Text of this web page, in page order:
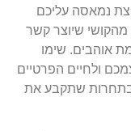
נמאסה עליכם
שיוצר קשר
אוהבים. שימו
ולחיים הפרטיים
שתקבע את